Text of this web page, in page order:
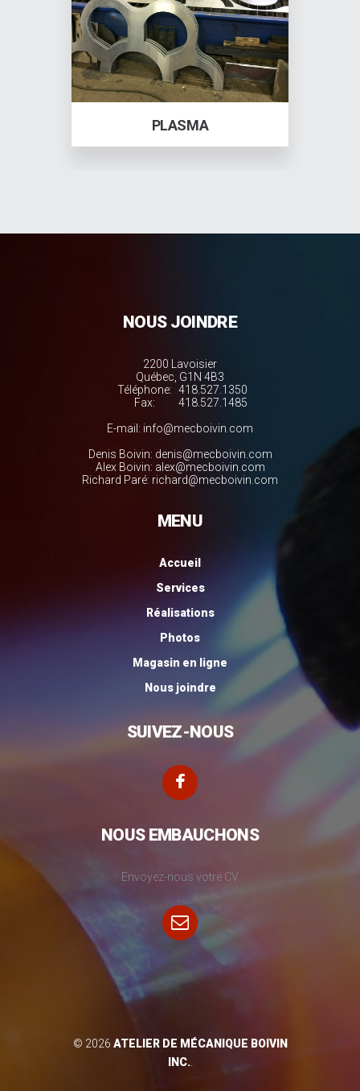
PLASMA
NOUS JOINDRE
2200 Lavoisier
Québec, G1N 4B3
Téléphone: 418.527.1350
Fax:
418.527.1485
E-mail: info@mecboivin.com
Denis Boivin: denis@mecboivin.com
Alex Boivin: alex@mecboivin.com
Richard Paré: richard@mecboivin.com
MENU
Accueil
Services
Réalisations
Photos
Magasin en ligne
Nous joindre
SUIVEZ-NOUS
NOUS EMBAUCHONS
Envoyez-nous votre CV
© 2026 ATELIER DE MÉCANIQUE BOIVIN
INC..